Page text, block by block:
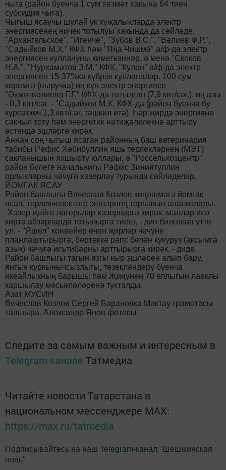
чыга (район буенча 1 сум хезмәт хакына 64 тиен
субсидия чыга).
Чыгыш ясаучы шулай ук хуҗалыкларда электр
энергиясенең ничек тотылуы хакында да сөйләде.
"Архангельское", "Игенче", "Зубов В.С.", "Вәлиев Ф.Р.",
"Садыйков М.Х." КФХ һәм "Яңа Чишмә" а/ф-да электр
энергиясен куллануны киметкәннәр, ә менә "Скоков
Н.А.". "Нурхамәтов З.М." КФХ, "Кулон" а/ф-да электр
энергиясен 15-37%ка күбрәк кулланалар. 100 сум
керемгә (выручка) иң күп электр энергиясе
"Әхмәтвәлиева Г.Г." КФХ-да тотылган (7,9 квт/сәг.), иң азы
- 0,3 квт/сәг. - "Садыйков М.Х. КФХ-да (район буенча бу
күрсәткеч 1,3 квт/сәг. тәшкил итә). Һәр җирдә энергияне
сакчыл тоту һәм энергетик нәтиҗәлелекне арттыру
өстендә эшләргә кирәк.
Аннан соң чыгыш ясаган районның баш ветеринария
табибы Рәфис Хәбибуллин яшь терлекләрнең (МЭТ)
сакланышын яхшырту юллары, ә "Россельхозцентр"
район бүлеге начальнигы Рәфис Зиниятуллин
орлыкларны чәчүгә хәзерләү турында сөйләделәр.
ЙОМГАК ЯСАУ
Район башлыгы Вячеслав Козлов киңәшмәгә йомгак
ясап, терлекчелектәге эшләрнең торышын анализлады.
-Хәзер җәйге лагерьлар хәзерләргә кирәк, маллар исә
киртә абзарларда тотылырга тиеш, - дип билгеләп үтте
ул. - "Яшел" конвейер өчен җирләр чәчүне
планлаштырырга, бөртеккә рапс белән кукуруз (аксымга
азык) чәчүгә игътибарны арттырырга кирәк, - диде.
Район башлыгы тагын язгы кыр эшләрен алып бару,
янгын куркынычсызлыгы, төзекләндерү буенча
икеайлыкның барышы һәм Җиңүнең 70 еллыгын лаеклы
каршылау мәсьәләләренә тукталды.
Азат МУСИН
Вячеслав Козлов Сергей Барановка Мактау грамотасы
тапшыра. Александр Янов фотосы
Следите за самым важным и интересным в
Telegram-канале Татмедиа
Читайте новости Татарстана в
национальном мессенджере MАХ:
https://max.ru/tatmedia
Подписывайтесь на наш Telegram-канал "Шешминская
новь"